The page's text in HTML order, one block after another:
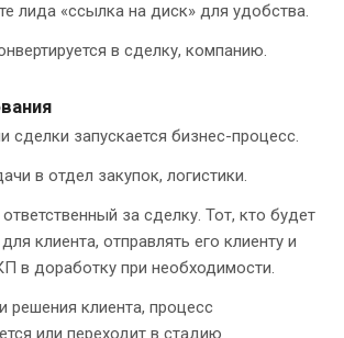
лида «ссылка на диск» для удобства.
в сделку, компанию.
сделки запускается бизнес-процесс.
в отдел закупок, логистики.
за сделку. Тот, кто будет
клиента, отправлять его клиенту и
в доработку при необходимости.
решения клиента, процесс